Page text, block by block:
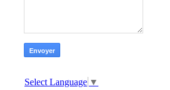
Select Language ▼